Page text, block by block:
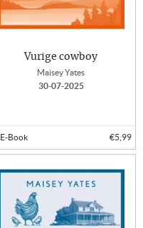
Vurige cowboy
Maisey Yates
30-07-2025
E-Book €5,99